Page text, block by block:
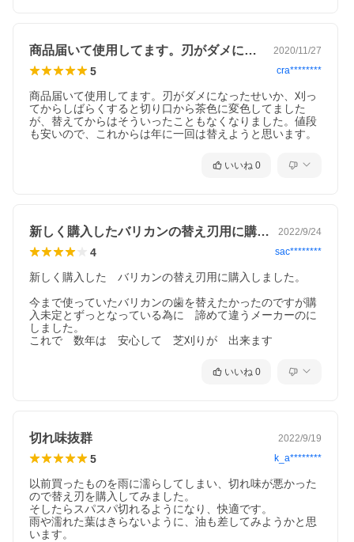
商品届いて使用してます。刃がダメになっ… 2020/11/27
5 cra********
商品届いて使用してます。刃がダメになったせいか、刈っ
てからしばらくすると切り口から茶色に変色してました
が、替えてからはそういったこともなくなりました。値段
も安いので、これからは年に一回は替えようと思います。
いいね 0
新しく購入したバリカンの替え刃用に購入… 2022/9/24
4 sac********
新しく購入した　バリカンの替え刃用に購入しました。
今まで使っていたバリカンの歯を替えたかったのですが購
入未定とずっとなっている為に　諦めて違うメーカーのに
しました。
これで　数年は　安心して　芝刈りが　出来ます
いいね 0
切れ味抜群 2022/9/19
5 k_a********
以前買ったものを雨に濡らしてしまい、切れ味が悪かった
ので替え刃を購入してみました。
そしたらスパスパ切れるようになり、快適です。
雨や濡れた葉はきらないように、油も差してみようかと思
います。